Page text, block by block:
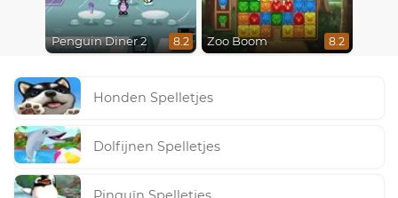
Penguin Diner 2 8.2 Zoo Boom 8.2
Honden Spelletjes
Dolfijnen Spelletjes